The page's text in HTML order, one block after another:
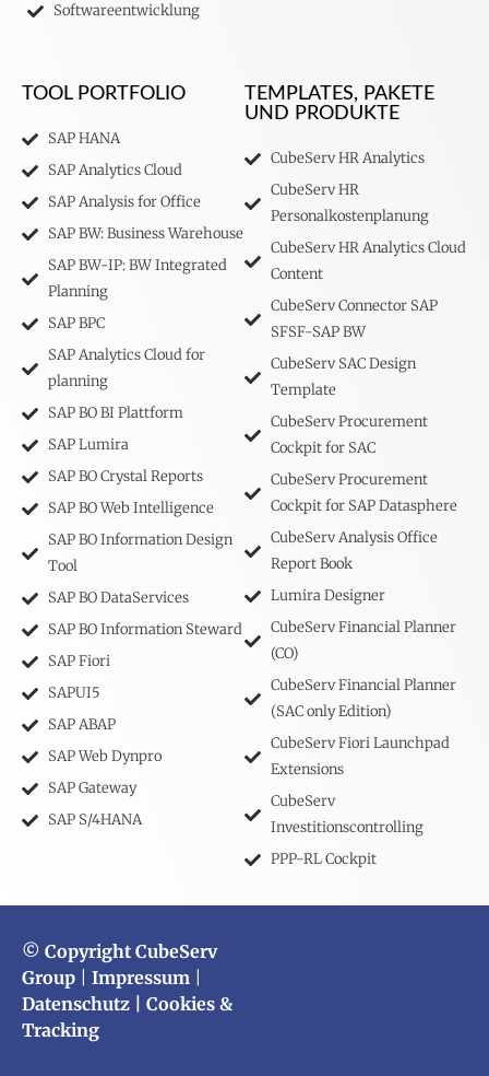
Softwareentwicklung
TOOL PORTFOLIO
SAP HANA
SAP Analytics Cloud
SAP Analysis for Office
SAP BW: Business Warehouse
SAP BW-IP: BW Integrated
Planning
SAP BPC
SAP Analytics Cloud for
planning
SAP BO BI Plattform
SAP Lumira
SAP BO Crystal Reports
SAP BO Web Intelligence
SAP BO Information Design
Tool
SAP BO DataServices
SAP BO Information Steward
SAP Fiori
SAPUI5
SAP ABAP
SAP Web Dynpro
SAP Gateway
SAP S/4HANA
TEMPLATES, PAKETE
UND PRODUKTE
CubeServ HR Analytics
CubeServ HR
Personalkostenplanung
CubeServ HR Analytics Cloud
Content
CubeServ Connector SAP
SFSF-SAP BW
CubeServ SAC Design
Template
CubeServ Procurement
Cockpit for SAC
CubeServ Procurement
Cockpit for SAP Datasphere
CubeServ Analysis Office
Report Book
Lumira Designer
CubeServ Financial Planner
(CO)
CubeServ Financial Planner
(SAC only Edition)
CubeServ Fiori Launchpad
Extensions
CubeServ
Investitionscontrolling
PPP-RL Cockpit
© Copyright CubeServ
Group
Impressum
Datenschutz | Cookies &
Tracking